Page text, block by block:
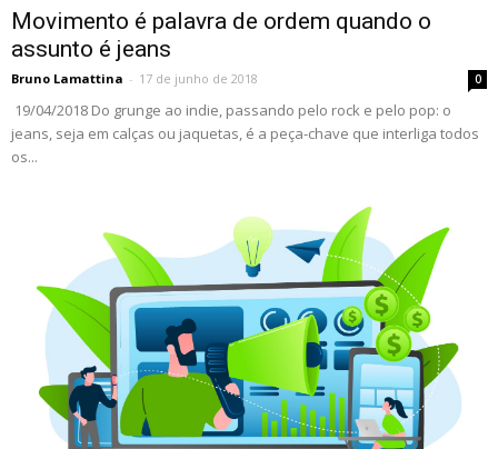
Movimento é palavra de ordem quando o
assunto é jeans
Bruno Lamattina - 17 de junho de 2018 0
19/04/2018 Do grunge ao indie, passando pelo rock e pelo pop: o
jeans, seja em calças ou jaquetas, é a peça-chave que interliga todos
os...